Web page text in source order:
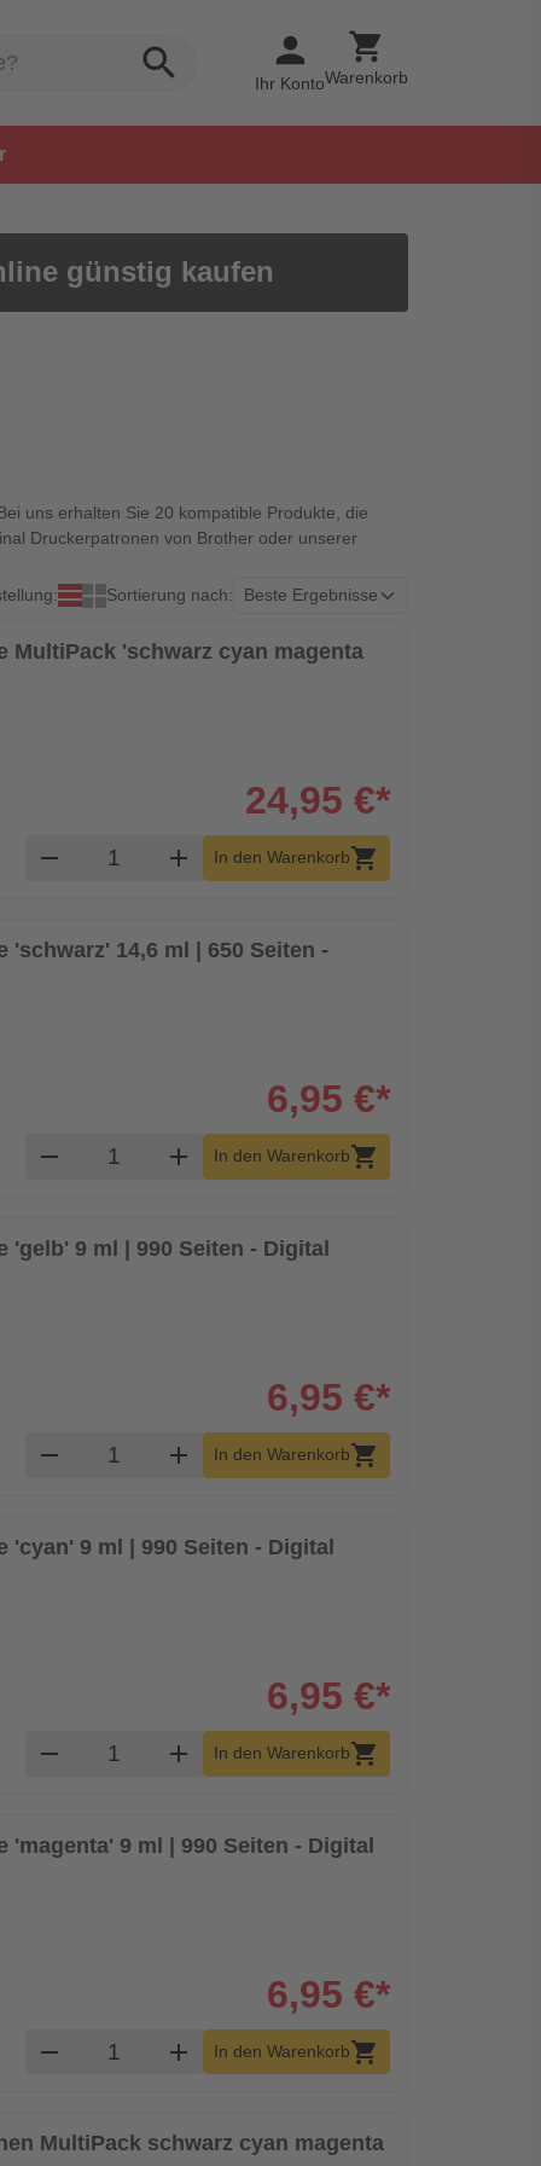
search person
Ihr Konto
shopping_cart
Warenkorb
günstig kaufen
uns erhalten Sie 20 kompatible Produkte, die
Druckerpatronen von Brother oder unserer
Sortierung nach:
MultiPack 'schwarz cyan magenta
24,95 €*
remove Produkt Warenkorb Menge
add In den Warenkorbshopping_cart
'schwarz' 14,6 ml | 650 Seiten -
6,95 €*
remove Produkt Warenkorb Menge
add In den Warenkorbshopping_cart
'gelb' 9 ml | 990 Seiten - Digital
6,95 €*
remove Produkt Warenkorb Menge
add In den Warenkorbshopping_cart
'cyan' 9 ml | 990 Seiten - Digital
6,95 €*
remove Produkt Warenkorb Menge
add In den Warenkorbshopping_cart
'magenta' 9 ml | 990 Seiten - Digital
6,95 €*
remove Produkt Warenkorb Menge
add In den Warenkorbshopping_cart
MultiPack schwarz cyan magenta